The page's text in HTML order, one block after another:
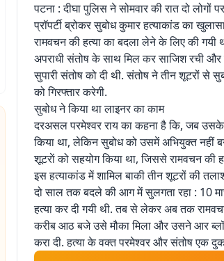
पटना : दीघा पुलिस ने सोमवार की रात दो लोगों
प्रॉपर्टी ब्रोकर सुबोध कुमार हत्याकांड का
रामवचन की हत्या का बदला लेने के लिए की गयी
अपराधी संतोष के साथ मिल कर साजिश रची और
सुपारी संतोष को दी थी. संतोष ने तीन शूटरों से
को गिरफ्तार करेगी.
सुबोध ने किया था लाइनर का काम
दरअसल परमेश्वर राय का कहना है कि, जब उसके
किया था, लेकिन सुबोध को उसमें अभियुक्त नहीं
शूटराें को सहयोग किया था, जिससे रामवचन की
इस हत्याकांड में शामिल बाकी तीन शूटरों की
दो साल तक बदले की आग में सुलगता रहा : 10
हत्या कर दी गयी थी. तब से लेकर अब तक
करीब आठ बजे उसे मौका मिला और उसने आर
करा दी. हत्या के वक्त परमेश्वर और संतोष एक